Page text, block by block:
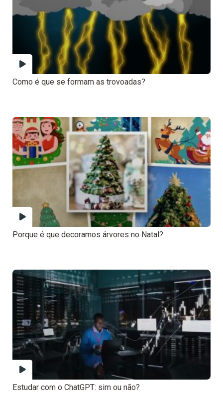
Como é que se formam as trovoadas?
Porque é que decoramos árvores no Natal?
Estudar com o ChatGPT: sim ou não?